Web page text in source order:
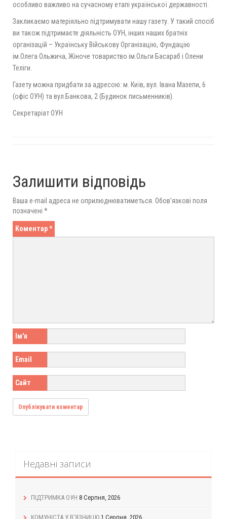
особливо важливо на сучасному етапі української державності.
Закликаємо матеріяльно підтримувати нашу газету. У такий спосіб
ви також підтримаєте діяльність ОУН, інших наших братніх
організацій – Українську Військову Організацію, Фундацію
ім.Олега Ольжича, Жіноче товариство ім.Ольги Басараб і Олени
Теліги.
Газету можна придбати за адресою: м. Київ, вул. Івана Мазепи, 6
(офіс ОУН) та вул.Банкова, 2 (Будинок письменників).
Секретаріат ОУН
Залишити відповідь
Ваша e-mail адреса не оприлюднюватиметься. Обов’язкові поля
позначені *
Коментар*
Ім'я
Email
Сайт
Недавні записи
ПІДТРИМКА ОУН 8 Серпня, 2026
КОМУНІСТА У В’ЯЗНИЦЮ 1 Серпня, 2026